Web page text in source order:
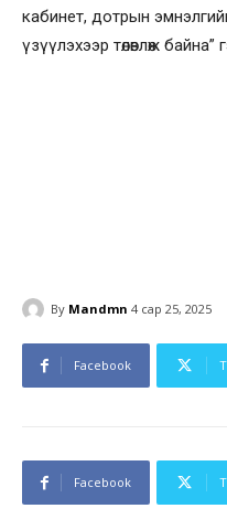
кабинет, дотрын
үзүүлэхээр төлөвлөж байна”
By Mandmn 4 сар 25, 2025
Facebook
Facebook